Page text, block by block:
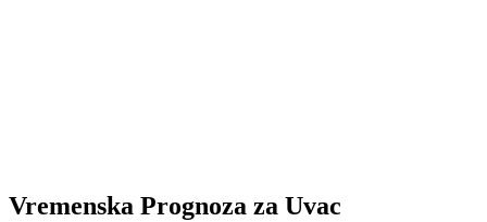
Vremenska Prognoza za Uvac